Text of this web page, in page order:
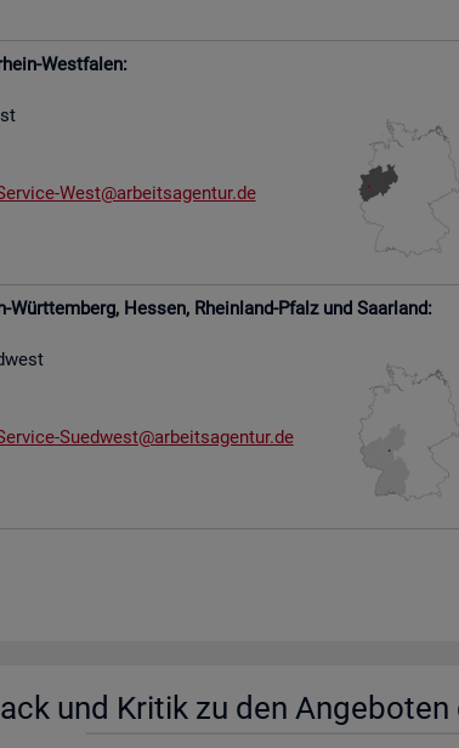
West­fa­len:
West@​arb​eits​agen​tur.​de
Würt­tem­berg, Hes­sen, Rhein­land-Pfalz und Saar­land:
Su­ed­west@​arb​eits​agen​tur.​de
und Kri­tik zu den